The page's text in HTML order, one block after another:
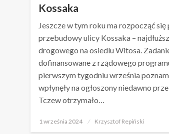
Kossaka
Jeszcze w tym roku ma rozpocząć
przebudowy ulicy Kossaka –
drogowego na osiedlu Witosa.
dofinansowane z rządowego
pierwszym tygodniu września
wpłynęły na ogłoszony niedawno
Tczew otrzymało…
Opublikowane
1 września 2024 Krzysztof Repiński